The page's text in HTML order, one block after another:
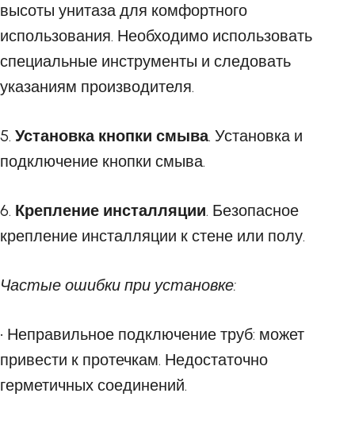
высоты унитаза для комфортного
использования. Необходимо использовать
специальные инструменты и следовать
указаниям производителя.
5. Установка кнопки смыва. Установка и
подключение кнопки смыва.
6. Крепление инсталляции. Безопасное
крепление инсталляции к стене или полу.
Частые ошибки при установке:
• Неправильное подключение труб: может
привести к протечкам. Недостаточно
герметичных соединений.